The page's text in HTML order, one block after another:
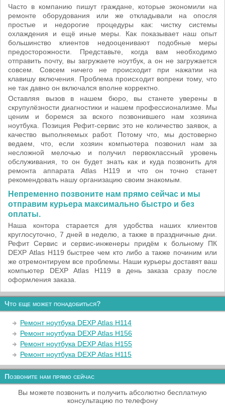
Часто в компанию пишут граждане, которые экономили на
ремонте оборудования или же откладывали на опосля
простые и недорогие процедуры как: чистку системы
охлаждения и ещё иные меры. Как показывает наш опыт
большинство клиентов недооценивают подобные меры
предосторожности. Представьте, когда вам необходимо
отправить почту, вы загружаете ноутбук, а он не загружается
совсем. Совсем ничего не происходит при нажатии на
клавишу включения. Проблема происходит вопреки тому, что
не так давно он включался вполне корректно.
Оставляя вызов в нашем бюро, вы станете уверены в
скрупулёзности диагностики и нашем профессионализме. Мы
ценим и боремся за вского позвонившего нам хозяина
ноутбука. Позиция Рефит-сервис это не количество заявок, а
качество выполняемых работ. Потому что, мы достоверно
ведаем, что, если хозяин компьютера позвонил нам за
несложной мелочью и получил первоклассный уровень
обслуживания, то он будет знать как и куда позвонить для
ремонта аппарата Atlas H119 и что он точно станет
рекомендовать нашу организацию своим знакомым.
Непременно позвоните нам прямо сейчас и мы
отправим курьера максимально быстро и без
оплаты.
Наша контора старается для удобства наших клиентов
круглосуточно, 7 дней в неделю, а также в праздничные дни.
Рефит Сервис и сервис-инженеры придём к больному ПК
DEXP Atlas H119 быстрее чем кто либо а также починим или
же отремонтируем все проблемы. Наши курьеры доставят ваш
компьютер DEXP Atlas H119 в день заказа сразу после
оформления заказа.
Что еще может понадобиться?
Ремонт ноутбука DEXP Atlas H114
Ремонт ноутбука DEXP Atlas H156
Ремонт ноутбука DEXP Atlas H155
Ремонт ноутбука DEXP Atlas H115
Позвоните нам прямо сейчас
Вы можете позвонить и получить абсолютно бесплатную
консультацию по телефону